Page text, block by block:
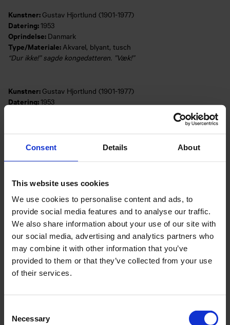
Consent Details About
This website uses cookies
We use cookies to personalise content and ads, to
provide social media features and to analyse our traffic.
We also share information about your use of our site with
our social media, advertising and analytics partners who
may combine it with other information that you’ve
provided to them or that they’ve collected from your use
of their services.
Selection
Necessary
Kunstner:Gustav Hjortlund (1901-1977)
Datering:1953
Oprindelse: Danmark
Type/Materiale:Akvarel, blyant, tusch
“Dur ikke!” sagde kongedatteren. ”Væk!”
Kunstner:Gustav Hjortlund (1901-1977)
Datering:1953
Nu kom den af brødrene, som kunne leksikonet, men det havde
han rent glemt ved at stå i række, og gulvet knirkede og loftet var
blev sagt, at det straks kunne komme i avisen og sælges for to
kakkelovnen, at den var rød i tromlen!
“Det er en svær varme her er herinde!” sagde frieren.
“Det er fordi min fader i dag steger hanekyllinger!” sagde
kongedatteren.
“Dur ikke!” sagde kongedatteren. “Væk!” og så måtte han afsted.